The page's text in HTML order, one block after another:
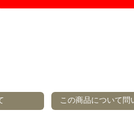
この商品について問